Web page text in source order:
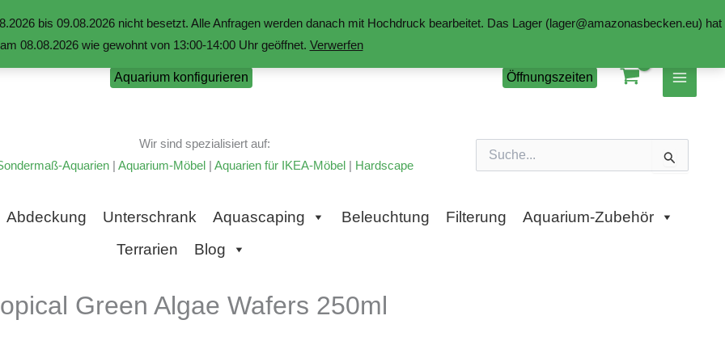
bis 09.08.2026 nicht besetzt. Alle Anfragen werden danach mit Hochdruck bearbeitet. Das Lager (lager@amazonasbecken.eu) hat
am 08.08.2026 wie gewohnt von 13:00-14:00 Uhr geöffnet. Verwerfen
Aquarium konfigurieren Öffnungszeiten
Wir sind spezialisiert auf:
Aquarien | Aquarium-Möbel | Aquarien für IKEA-Möbel | Hardscape
nach:
Abdeckung Unterschrank Aquascaping Beleuchtung Filterung
Aquarium-Zubehör
Terrarien
Blog
Green Algae Wafers 250ml